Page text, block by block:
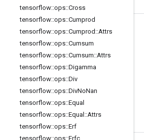
tensorflow::ops::Cross
tensorflow::ops::Cumprod
tensorflow::ops::Cumprod ::Attrs
tensorflow::ops::Cumsum
tensorflow::ops::Cumsum::Attrs
tensorflow::ops::Digamma
tensorflow::ops::Div
tensorflow::ops::DivNoNan
tensorflow::ops::Equal
tensorflow::ops::Equal ::Attrs
tensorflow::ops::Erf
tensorflow::ops::Erfc
Resta connesso
Forum
GitHub
YouTube